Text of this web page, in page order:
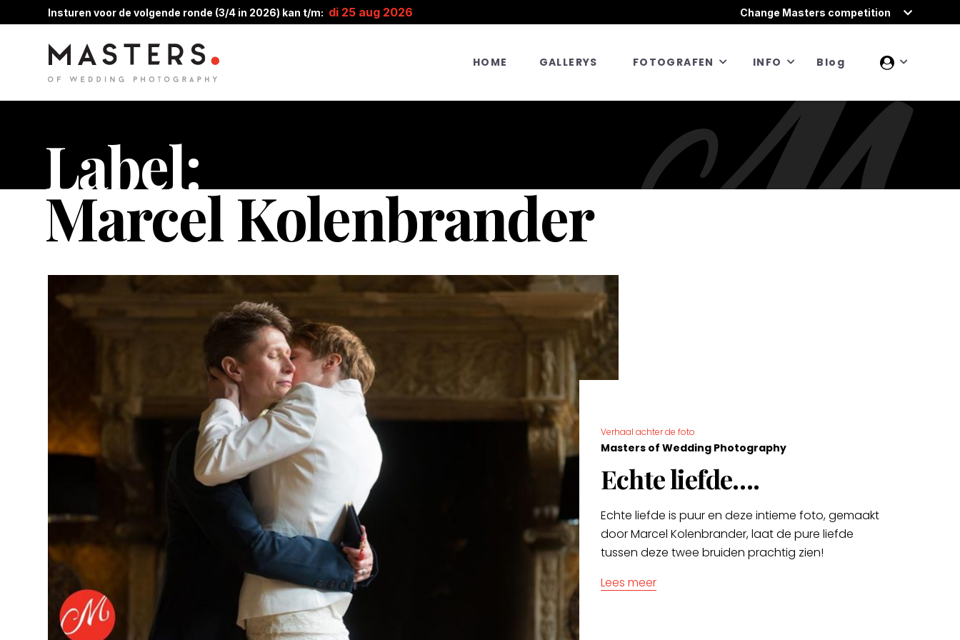
Insturen voor de volgende ronde (3/4 in 2026) kan t/m: di 25 aug 2026 Change Masters competition
HOME GALLERYS FOTOGRAFEN INFO Blog
Label:
Marcel Kolenbrander
Verhaal achter de foto
Masters of Wedding Photography
Echte liefde….
Echte liefde is puur en deze intieme foto, gemaakt
door Marcel Kolenbrander, laat de pure liefde
tussen deze twee bruiden prachtig zien!
Lees meer